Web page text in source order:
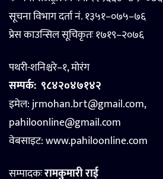
सूचना विभाग दर्ता नं. १३५१–०७५–७६
प्रेस काउन्सिल सूचिकृतः १७१९–२०७६
पथरी-शनिश्चरे–१, मोरंग
सम्पर्क: ९८४२०४७१४२
इमेल: jrmohan.brt@gmail.com,
pahiloonline@gmail.com
वेबसाइट:www.pahiloonline.com
सम्पादकःरामकुमारी राई